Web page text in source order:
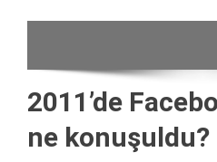
2011’de
ne konuşuldu?